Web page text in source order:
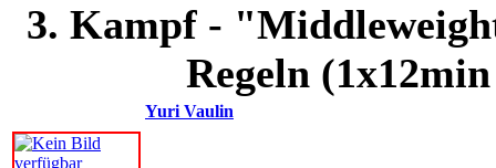
3. Kampf -
Regeln
Yuri Vaulin